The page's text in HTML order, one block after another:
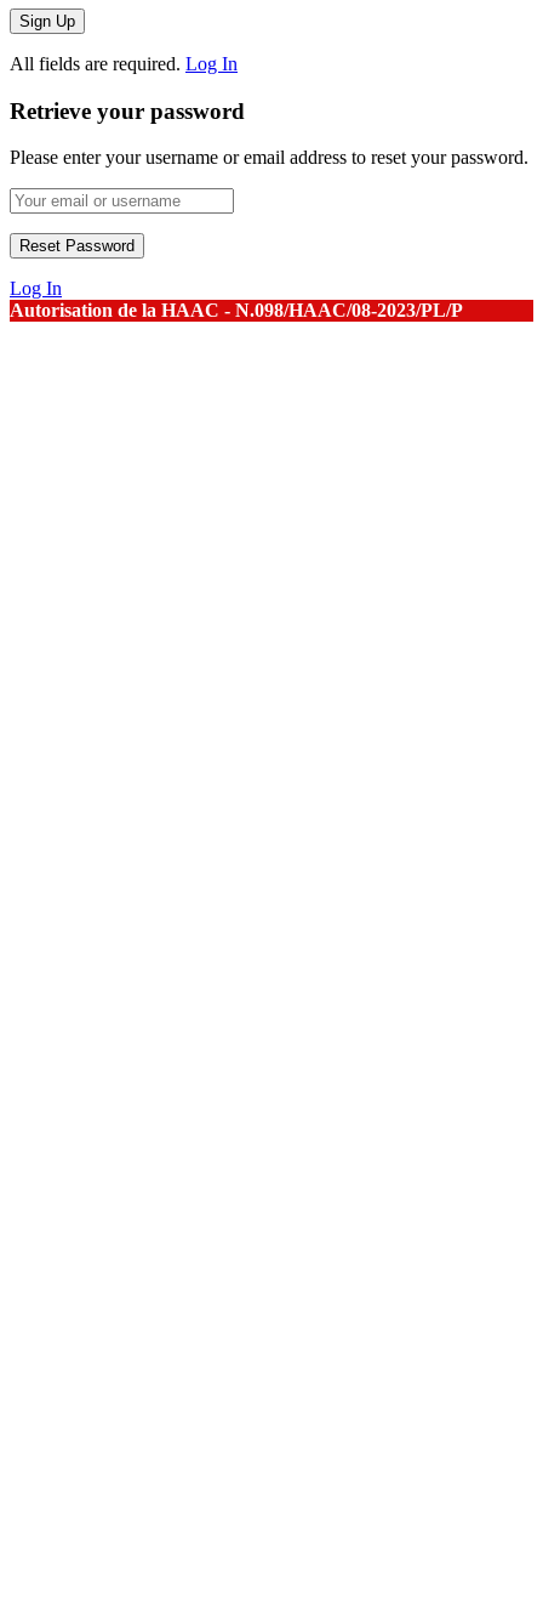
All fields are required. Log In
Retrieve your password
Please enter your username or email address to reset your password.
Log In
Autorisation de la HAAC - N.098/HAAC/08-2023/PL/P